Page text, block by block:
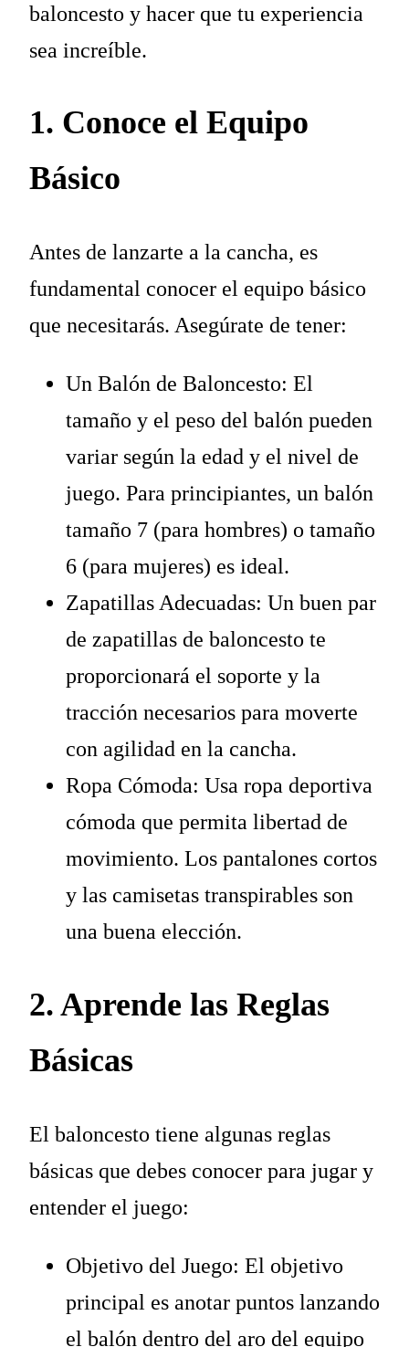
baloncesto y hacer que tu experiencia
sea increíble.
1. Conoce el Equipo
Básico
Antes de lanzarte a la cancha, es
fundamental conocer el equipo básico
que necesitarás. Asegúrate de tener:
Un Balón de Baloncesto: El
tamaño y el peso del balón pueden
variar según la edad y el nivel de
juego. Para principiantes, un balón
tamaño 7 (para hombres) o tamaño
6 (para mujeres) es ideal.
Zapatillas Adecuadas: Un buen par
de zapatillas de baloncesto te
proporcionará el soporte y la
tracción necesarios para moverte
con agilidad en la cancha.
Ropa Cómoda: Usa ropa deportiva
cómoda que permita libertad de
movimiento. Los pantalones cortos
y las camisetas transpirables son
una buena elección.
2. Aprende las Reglas
Básicas
El baloncesto tiene algunas reglas
básicas que debes conocer para jugar y
entender el juego:
Objetivo del Juego: El objetivo
principal es anotar puntos lanzando
el balón dentro del aro del equipo